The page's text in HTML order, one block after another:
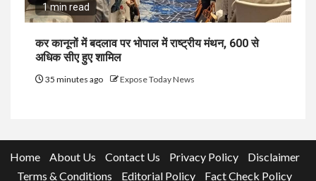
1 min read
कर कानूनों में बदलाव पर भोपाल में राष्ट्रीय मंथन, 600 से
अधिक सीए हुए शामिल
35 minutes ago Expose Today News
Home About Us Contact Us Privacy Policy
Disclaimer
Terms & Conditions
Editorial Policy Fact Check Policy